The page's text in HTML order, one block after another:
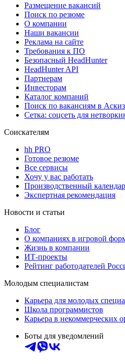
Размещение вакансий
Поиск по резюме
О компании
Наши вакансии
Реклама на сайте
Требования к ПО
Безопасный HeadHunter
HeadHunter API
Партнерам
Инвесторам
Каталог компаний
Поиск по вакансиям в
Сетка: соцсеть для
Соискателям
hh PRO
Готовое резюме
Все сервисы
Хочу у вас работать
Производственный
Экспертная рекомендация
Новости и статьи
Блог
О компаниях в игровой
Жизнь в компании
ИТ-проекты
Рейтинг работодателей
Молодым специалистам
Карьера для молодых
Школа программистов
Карьера в некоммерческих
Боты для уведомлений